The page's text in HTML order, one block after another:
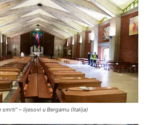
smrti” – lijesovi u Bergamu (Italija)